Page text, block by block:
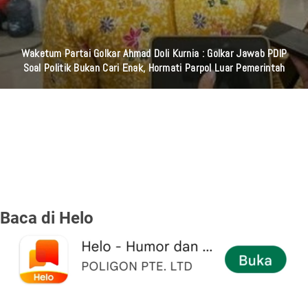
Waketum Partai Golkar Ahmad Doli Kurnia : Golkar Jawab PDIP
Soal Politik Bukan Cari Enak, Hormati Parpol Luar Pemerintah
Baca di Helo